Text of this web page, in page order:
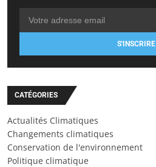
S'INSCRIRE
CATÉGORIES
Actualités Climatiques
Changements climatiques
Conservation de l'environnement
Politique climatique